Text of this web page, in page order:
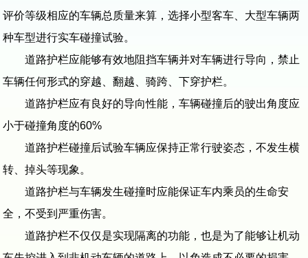
评价等级相应的车辆总质量来算，选择小型客车、大型车辆两
种车型进行实车碰撞试验。
道路护栏应能够有效地阻挡车辆并对车辆进行导向，禁止
车辆任何形式的穿越、翻越、骑跨、下穿护栏。
道路护栏应有良好的导向性能，车辆碰撞后的驶出角度应
小于碰撞角度的60%
道路护栏碰撞后试验车辆应保持正常行驶姿态，不发生横
转、掉头等现象。
道路护栏与车辆发生碰撞时应能保证车内乘员的生命安
全，不受到严重伤害。
道路护栏不仅仅是实现隔离的功能，也是为了能够让机动